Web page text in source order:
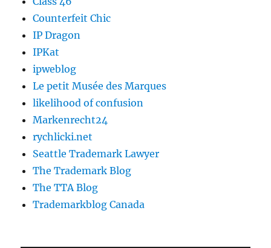
Counterfeit Chic
IP Dragon
IPKat
ipweblog
Le petit Musée des Marques
likelihood of confusion
Markenrecht24
rychlicki.net
Seattle Trademark Lawyer
The Trademark Blog
The TTA Blog
Trademarkblog Canada